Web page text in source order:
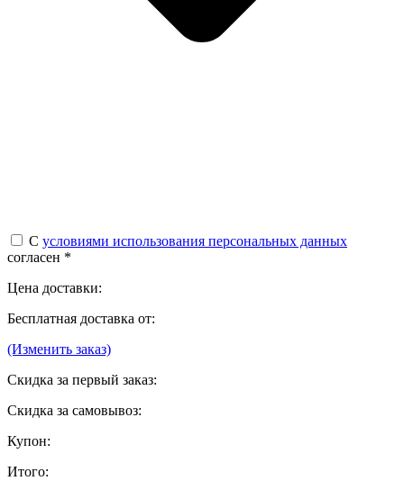
С условиями использования персональных данных
согласен *
Цена доставки:
Бесплатная доставка от:
(Изменить заказ)
Скидка за первый заказ:
Скидка за самовывоз:
Купон:
Итого: